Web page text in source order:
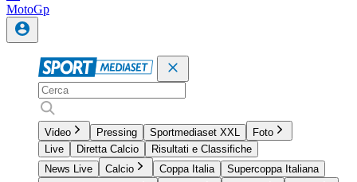
MotoGp
Video Pressing Sportmediaset XXL
Foto
Live
Diretta Calcio
Risultati e Classifiche
News Live
Calcio Coppa Italia
Supercoppa Italiana